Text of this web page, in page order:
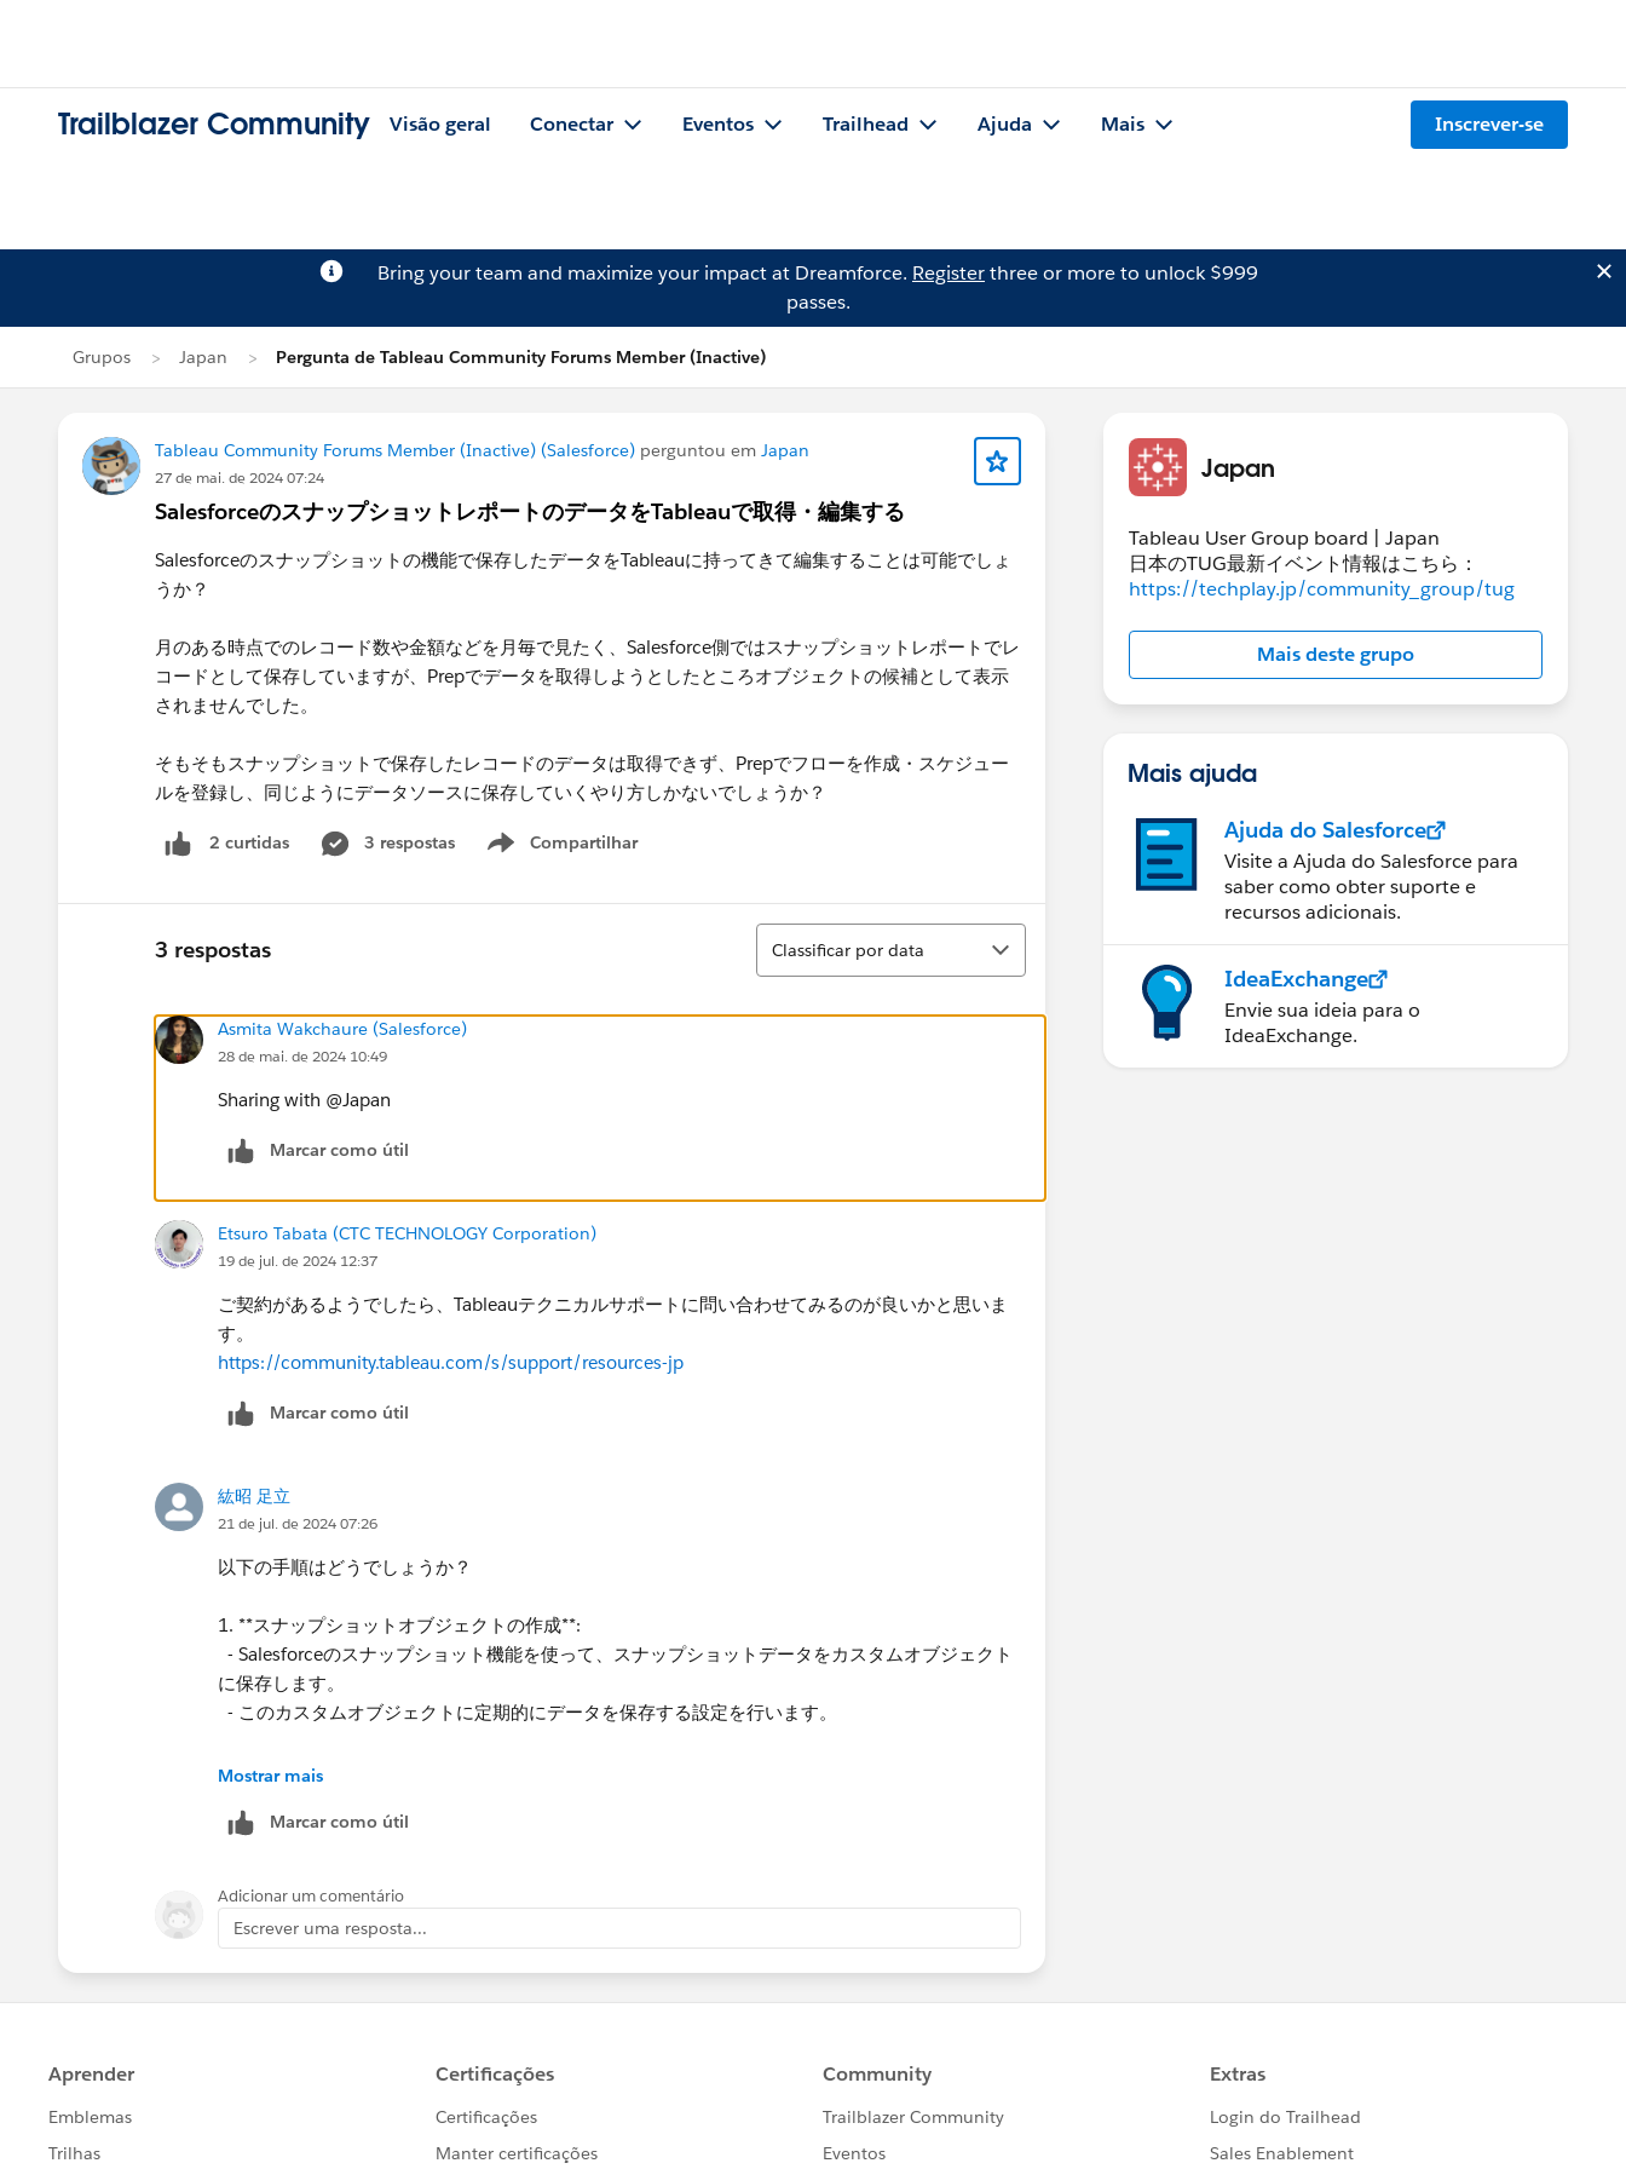
Trailblazer Community Visão geral Conectar Eventos Trailhead Ajuda Mais Inscrever-se
Bring your team and maximize your impact at Dreamforce. Registerthree or more to unlock $999
passes.
Grupos Japan Pergunta de Tableau Community Forums Member (Inactive)
Tableau Community Forums Member (Inactive) (Salesforce) perguntou em Japan
27 de mai. de 2024 07:24
SalesforceのスナップショットレポートのデータをTableauで取得・編集する
Salesforceのスナップショットの機能で保存したデータをTableauに持ってきて編集することは可能でしょ
うか？
月のある時点でのレコード数や金額などを月毎で見たく、Salesforce側ではスナップショットレポートでレ
コードとして保存していますが、Prepでデータを取得しようとしたところオブジェクトの候補として表示
されませんでした。
そもそもスナップショットで保存したレコードのデータは取得できず、Prepでフローを作成・スケジュー
ルを登録し、同じようにデータソースに保存していくやり方しかないでしょうか？
2 curtidas 3 respostas Compartilhar
Show menu
3 respostas
Classificar
Classificar por data
Asmita Wakchaure (Salesforce)
28 de mai. de 2024 10:49
Sharing with @Japan​
Marcar como útil
Etsuro Tabata (CTC TECHNOLOGY Corporation)
19 de jul. de 2024 12:37
ご契約があるようでしたら、Tableauテクニカルサポートに問い合わせてみるのが良いかと思いま
す。
https://community.tableau.com/s/support/resources-jp
Marcar como útil
紘昭 足立
21 de jul. de 2024 07:26
以下の手順はどうでしょうか？
1. **スナップショットオブジェクトの作成**:
- Salesforceのスナップショット機能を使って、スナップショットデータをカスタムオブジェクト
に保存します。
- このカスタムオブジェクトに定期的にデータを保存する設定を行います。
2. **Tableauからカスタムオブジェクトに接続**:
- Salesforceのログイン情報を入力し、接続します。
Mostrar mais
Marcar como útil
Adicionar um comentário
Escrever uma resposta...
Japan
Tableau User Group board | Japan
日本のTUG最新イベント情報はこちら：
https://techplay.jp/community_group/tug
Mais deste grupo
Mais ajuda
Ajuda do Salesforce
Visite a Ajuda do Salesforce para
saber como obter suporte e
recursos adicionais.
IdeaExchange
Envie sua ideia para o
IdeaExchange.